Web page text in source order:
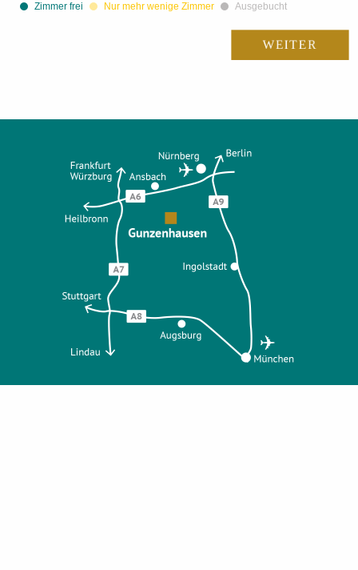
Zimmer frei Nur mehr wenige Zimmer Ausgebucht
WEITER